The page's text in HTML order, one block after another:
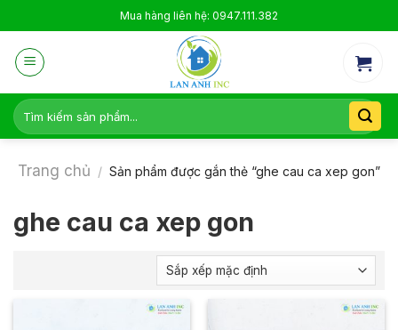
to
content
Mua hàng liên hệ: 0947.111.382
Tìm
kiếm:
Trang chủ / Sản phẩm được gắn thẻ “ghe cau ca xep gon”
ghe cau ca xep gon